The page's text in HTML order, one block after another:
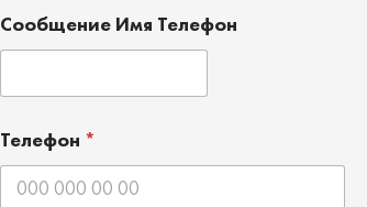
Сообщение Имя Телефон
Телефон *